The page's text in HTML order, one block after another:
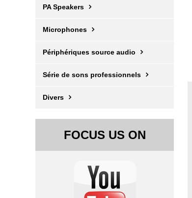
PA Speakers
Microphones
Périphériques source audio
Série de sons professionnels
Divers
FOCUS US ON